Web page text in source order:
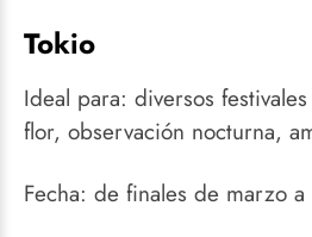
Tokio
Ideal para: diversos
flor, observación nocturna,
Fecha: de finales de marzo